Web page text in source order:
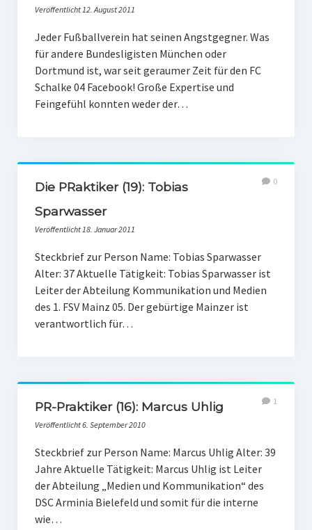
Veröffentlicht 12. August 2011
Jeder Fußballverein hat seinen Angstgegner. Was
für andere Bundesligisten München oder
Dortmund ist, war seit geraumer Zeit für den FC
Schalke 04 Facebook! Große Expertise und
Feingefühl konnten weder der…
Die PRaktiker (19): Tobias
Sparwasser
Veröffentlicht 18. Januar 2011
0
Steckbrief zur Person Name: Tobias Sparwasser
Alter: 37 Aktuelle Tätigkeit: Tobias Sparwasser ist
Leiter der Abteilung Kommunikation und Medien
des 1. FSV Mainz 05. Der gebürtige Mainzer ist
verantwortlich für…
PR-Praktiker (16): Marcus Uhlig
Veröffentlicht 6. September 2010
1
Steckbrief zur Person Name: Marcus Uhlig Alter: 39
Jahre Aktuelle Tätigkeit: Marcus Uhlig ist Leiter
der Abteilung „Medien und Kommunikation“ des
DSC Arminia Bielefeld und somit für die interne
wie…